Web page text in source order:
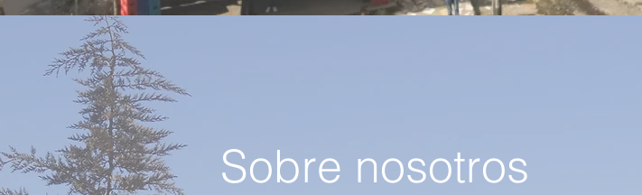
Sobre nosotros